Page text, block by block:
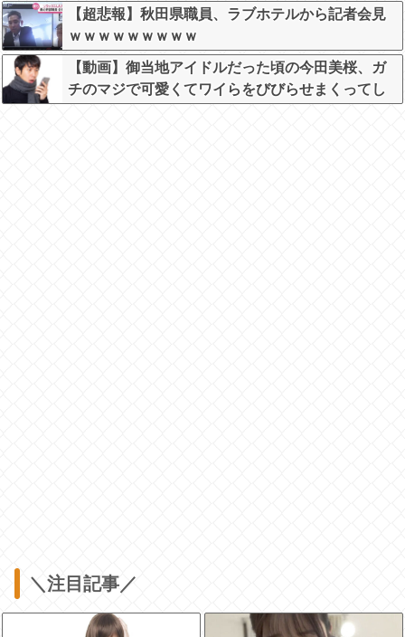
【超悲報】秋田県職員、ラブホテルから記者会見
ｗｗｗｗｗｗｗｗｗ
【動画】御当地アイドルだった頃の今田美桜、ガ
チのマジで可愛くてワイらをびびらせまくってし
＼注目記事／